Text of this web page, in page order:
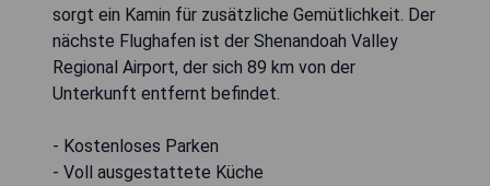
sorgt ein Kamin für zusätzliche Gemütlichkeit. Der
nächste Flughafen ist der Shenandoah Valley
Regional Airport, der sich 89 km von der
Unterkunft entfernt befindet.
- Kostenloses Parken
- Voll ausgestattete Küche